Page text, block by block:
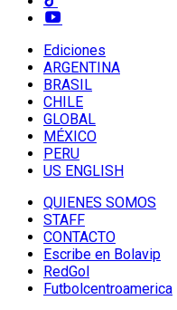
Ediciones
ARGENTINA
BRASIL
CHILE
GLOBAL
MÉXICO
PERU
US ENGLISH
QUIENES SOMOS
STAFF
CONTACTO
Escribe en Bolavip
RedGol
Futbolcentroamerica